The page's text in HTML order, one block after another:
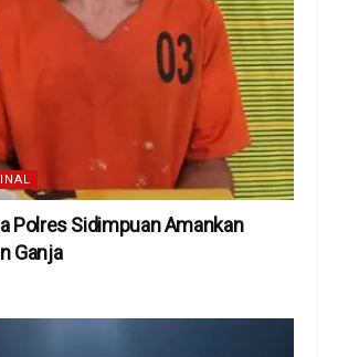
Polres Sidimpuan Amankan
Ganja